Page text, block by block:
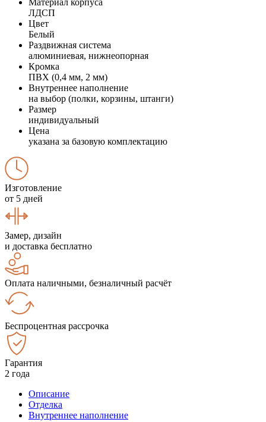
ЛДСП
Цвет
Белый
Раздвижная система
алюминиевая, нижнеопорная
Кромка
ПВХ (0,4 мм, 2 мм)
Внутреннее наполнение
на выбор (полки, корзины, штанги)
Размер
индивидуальный
Цена
указана за базовую комплектацию
Изготовление
от 5 дней
Замер, дизайн
и доставка бесплатно
Оплата наличными, безналичный расчёт
Беспроцентная рассрочка
Гарантия
2 года
Описание
Отделка
Внутреннее наполнение